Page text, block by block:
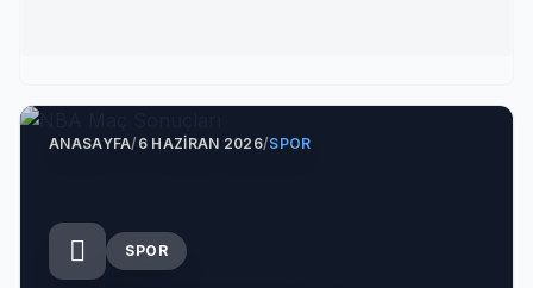
ANASAYFA/6 HAZIRAN 2026/SPOR
SPOR